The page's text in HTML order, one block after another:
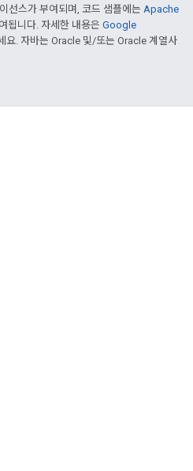
선스가 부여되며, 코드 샘플에는 Apache
됩니다. 자세한 내용은 Google
요. 자바는 Oracle 및/또는 Oracle 계열사